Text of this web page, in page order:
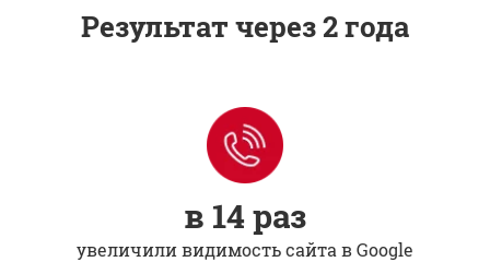
Результат через 2 года
в 14 раз
увеличили видимость сайта в Google